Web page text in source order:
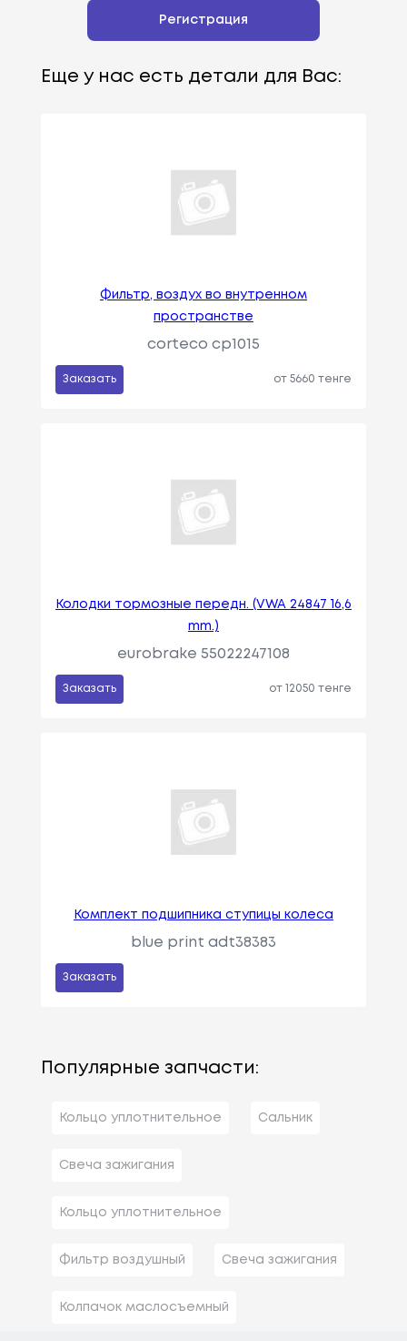
Регистрация
Еще у нас есть детали для Вас:
Фильтр, воздух во внутренном
пространстве
corteco cp1015
Заказать от 5660 тенге
Колодки тормозные передн. (VWA 24847 16,6
mm.)
eurobrake 55022247108
Заказать от 12050 тенге
Комплект подшипника ступицы колеса
blue print adt38383
Заказать
Популярные запчасти:
Кольцо уплотнительное Сальник
Свеча зажигания
Кольцо уплотнительное
Фильтр воздушный Свеча зажигания
Колпачок маслосъемный